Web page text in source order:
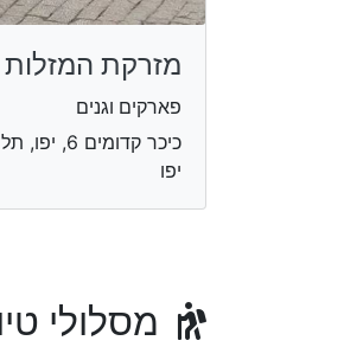
מזרקת המזלות
פארקים וגנים
כיכר קדומים 6,
יפו
מסלולי